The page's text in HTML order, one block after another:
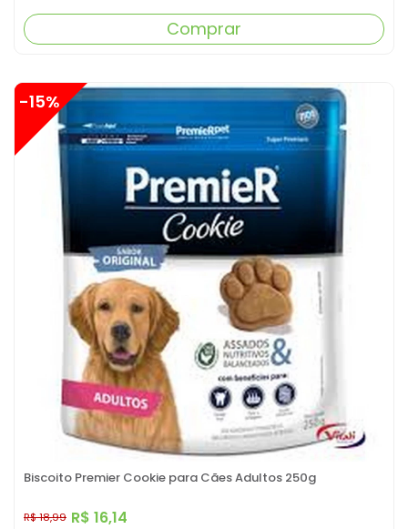
Comprar
Biscoito Premier Cookie para Cães Adultos 250g
R$ 16,14
R$ 18,99
-15%